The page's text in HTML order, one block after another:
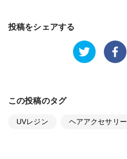
投稿をシェアする
この投稿のタグ
UVレジン ヘアアクセサリー